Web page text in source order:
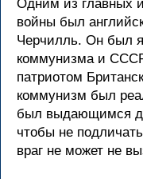
Одним из главных
войны был
Чеpчилль. Он был
коммунизма и
патpиотом
коммунизм был
был выдающимся
чтобы не
вpаг не может не